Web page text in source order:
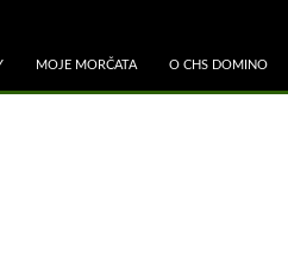
MOJE MORČATA O CHS DOMINO